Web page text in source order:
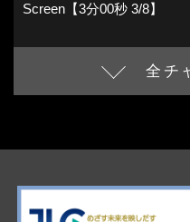
Screen【3分00秒 3/8】
全チ